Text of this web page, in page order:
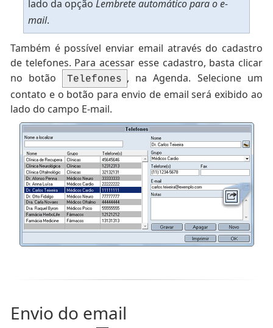
lado da opção Lembrete automático para o e-
mail.
Também é possível enviar email através do cadastro
de telefones. Para acessar esse cadastro, basta clicar
no botão
Telefones , na Agenda. Selecione um
contato e o botão para envio de email será exibido ao
lado do campo E-mail.
Envio do email